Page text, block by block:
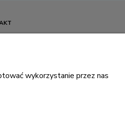
wykorzystanie przez nas